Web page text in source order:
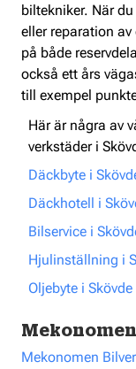
biltekniker. När
eller reparation
på både
också ett års
till exempel
Här är några av
verkstäder i
Däckbyte i
Däckhotell i
Bilservice i
Hjulinställning i
Oljebyte i Skövde
Mekonomen